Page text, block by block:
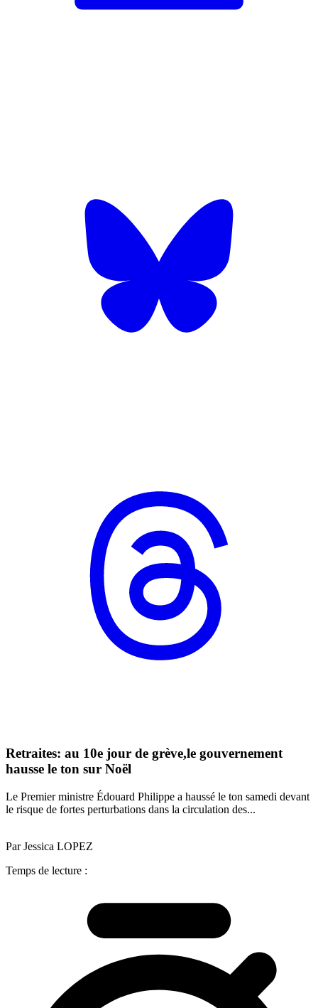
Retraites: au 10e jour de grève,le gouvernement
hausse le ton sur Noël
Le Premier ministre Édouard Philippe a haussé le ton samedi devant
le risque de fortes perturbations dans la circulation des...
Par Jessica LOPEZ
Temps de lecture :